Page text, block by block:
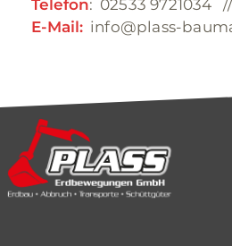
Telefon: 02533 9721034
E-Mail: info@plass-